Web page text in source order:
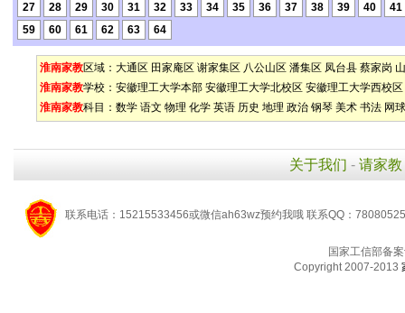
27
28 29 30 31 32 33 34 35 36 37 38 39 40
41
59
60 61 62 63 64
淮南家教区域： 大通区 田家庵区 谢家集区 八公山区 潘集区 凤台县 蔡家岗
淮南家教学校： 安徽理工大学本部 安徽理工大学北校区 安徽理工大学西校区
淮南家教科目： 数学 语文 物理 化学 英语 历史 地理 政治 钢琴 美术 书法 网球
关于我们 - 请家教
联系电话：15215533456或微信ah63wz预约我哦 联系QQ：
国家工信部备
Copyright 2007-2013